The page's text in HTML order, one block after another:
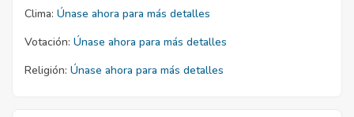
Clima: Únase ahora para más detalles
Votación: Únase ahora para más detalles
Religión: Únase ahora para más detalles